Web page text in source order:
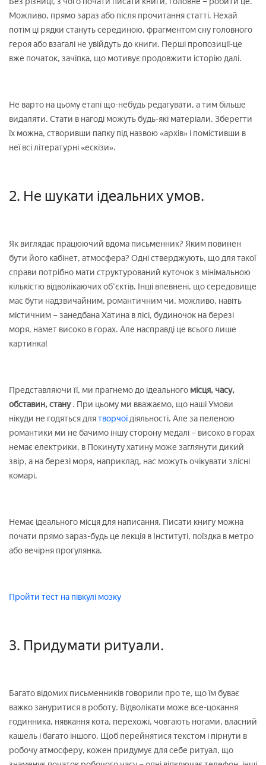
Можливо, прямо зараз або після прочитання статті. Нехай
потім ці рядки стануть серединою, фрагментом сну головного
героя або взагалі не увійдуть до книги. Перші пропозиції-це
вже початок, зачіпка, що мотивує продовжити історію далі.
Не варто на цьому етапі що-небудь редагувати, а тим більше
видаляти. Стати в нагоді можуть будь-які матеріали. Зберегти
їх можна, створивши папку під назвою «архів» і помістивши в
неї всі літературні «ескізи».
2. Не шукати ідеальних умов.
Як виглядає працюючий вдома письменник? Яким повинен
бути його кабінет, атмосфера? Одні стверджують, що для такої
справи потрібно мати структурований куточок з мінімальною
кількістю відволікаючих об'єктів. Інші впевнені, що середовище
має бути надзвичайним, романтичним чи, можливо, навіть
містичним – занедбана Хатина в лісі, будиночок на березі
моря, намет високо в горах. Але насправді це всього лише
картинка!
Представляючи її, ми прагнемо до ідеального місця, часу,
обставин, стану. При цьому ми вважаємо, що наші Умови
нікуди не годяться длятворчоїдіяльності. Але за пеленою
романтики ми не бачимо іншу сторону медалі – високо в горах
немає електрики, в Покинуту хатину може заглянути дикий
звір, а на березі моря, наприклад, нас можуть очікувати злісні
комарі.
Немає ідеального місця для написання. Писати книгу можна
почати прямо зараз-будь це лекція в Інституті, поїздка в метро
або вечірня прогулянка.
Пройти тест на півкулі мозку
3. Придумати ритуали.
Багато відомих письменників говорили про те, що їм буває
важко зануритися в роботу. Відволікати може все-цокання
годинника, нявкання кота, перехожі, човгають ногами, власний
кашель і багато іншого. Щоб перейнятися текстом і пірнути в
робочу атмосферу, кожен придумує для себе ритуал, що